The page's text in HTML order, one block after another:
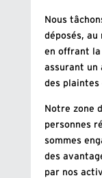
Nous
déposés, au
en offrant la
assurant un
des plaintes
Notre zone
personnes
sommes
des
par nos